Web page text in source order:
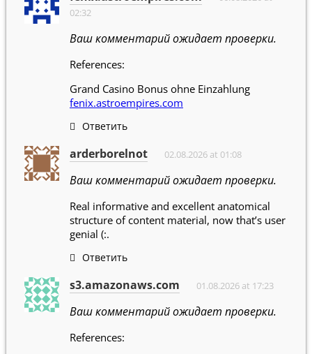
02:32
Ваш комментарий ожидает проверки.
References:
Grand Casino Bonus ohne Einzahlung
fenix.astroempires.com
Ответить
arderborelnot 02.08.2026 at 01:08
Ваш комментарий ожидает проверки.
Real informative and excellent anatomical
structure of content material, now that’s user
genial (:.
Ответить
s3.amazonaws.com 01.08.2026 at 17:23
Ваш комментарий ожидает проверки.
References: